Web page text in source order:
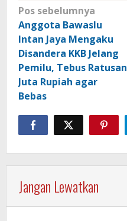
Navigasi
pos
Pos sebelumnya
Anggota Bawaslu
Intan Jaya Mengaku
Disandera KKB Jelang
Pemilu, Tebus Ratusan
Juta Rupiah agar
Bebas
Jangan Lewatkan